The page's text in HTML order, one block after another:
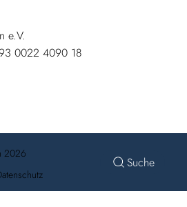
e.V.
0022 4090 18
2026
Suche